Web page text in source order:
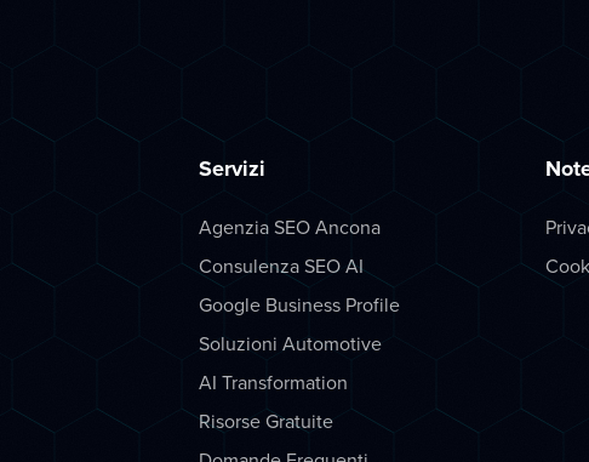
Servizi
Agenzia SEO Ancona
Consulenza SEO AI
Google Business Profile
Soluzioni Automotive
AI Transformation
Risorse Gratuite